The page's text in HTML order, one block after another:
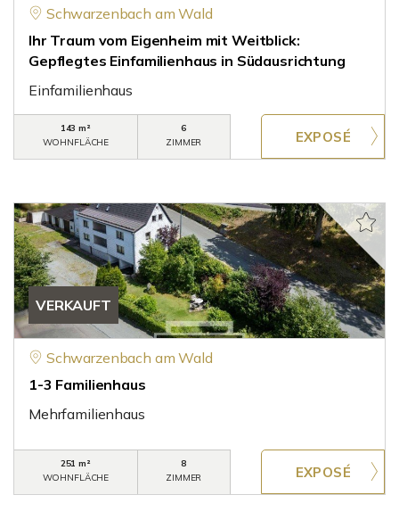
Schwarzenbach am Wald
Ihr Traum vom Eigenheim mit Weitblick:
Gepflegtes Einfamilienhaus in Südausrichtung
Einfamilienhaus
143 m²
WOHNFLÄCHE
6
ZIMMER
VERKAUFT
Schwarzenbach am Wald
1-3 Familienhaus
Mehrfamilienhaus
251 m²
WOHNFLÄCHE
8
ZIMMER